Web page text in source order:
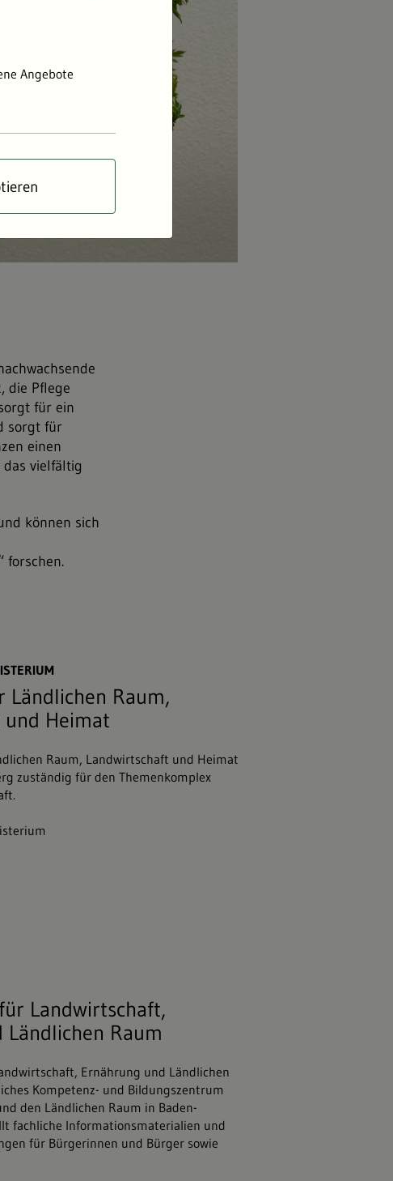
die Pflege
für ein
sorgt für
einen
vielfältig
können sich
forschen.
Raum,
Heimat
Raum, Landwirtschaft und Heimat
zuständig für den Themenkomplex
Landwirtschaft, Ernährung und
Landwirtschaft,
Raum
Ernährung und Ländlichen
Kompetenz- und Bildungszentrum
den Ländlichen Raum in Baden-
fachliche Informationsmaterialien und
für Bürgerinnen und Bürger sowie
Angebote